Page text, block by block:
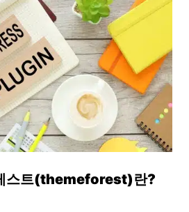
스트(themeforest)란?